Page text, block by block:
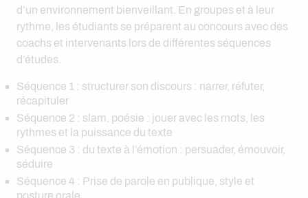
d’un environnement bienveillant. En groupes et à leur
rythme, les étudiants se préparent au concours avec des
coachs et intervenants lors de différentes séquences
d’études.
Séquence 1 : structurer son discours : narrer, réfuter,
récapituler
Séquence 2 : slam, poésie : jouer avec les mots, les
rythmes et la puissance du texte
Séquence 3 : du texte à l’émotion : persuader, émouvoir,
séduire
Séquence 4 : Prise de parole en publique, style et
posture orale